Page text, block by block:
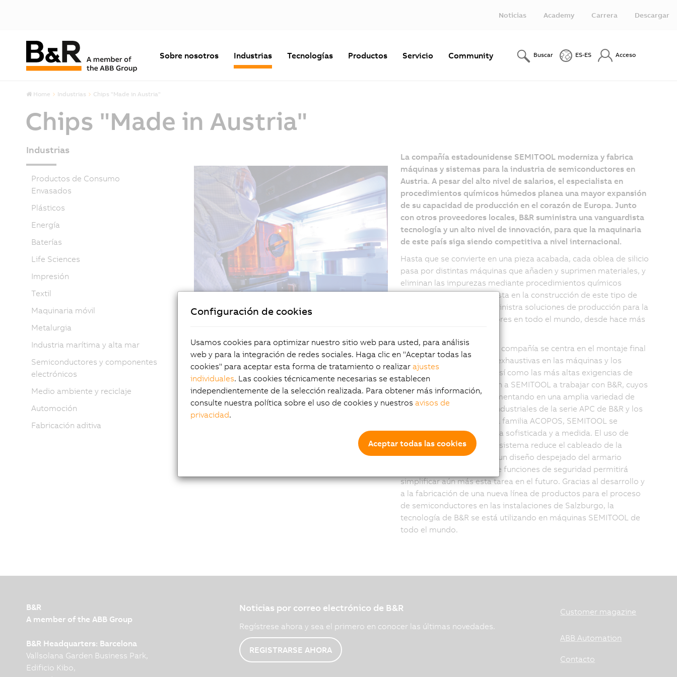
Noticias Academy Carrera Descargar
Sobre nosotros Industrias Tecnologías Productos Servicio Community Buscar ES-ES Acceso
Home Industrias Chips "Made in Austria"
Chips "Made in Austria"
"The high demands of the semiconductor industry
require that we also place the highest demands on
the quality and reliability of our suppliers and their
products."
Jürgen Seeberger, Gerente de Producción, Semitool
Austria GmbH
La compañía estadounidense SEMITOOL moderniza y fabrica
máquinas y sistemas para la industria de semiconductores en
Austria. A pesar del alto nivel de salarios, el especialista en
procedimientos químicos húmedos planea una mayor expansión
de su capacidad de producción en el corazón de Europa. Junto
con otros proveedores locales, B&R suministra una vanguardista
tecnología y un alto nivel de innovación, para que la maquinaria
de este país siga siendo competitiva a nivel internacional.
Hasta que se convierte en una pieza acabada, cada oblea de silicio
pasa por distintas máquinas que añaden y suprimen materiales, y
eliminan las impurezas mediante procedimientos químicos
húmedos. Como especialista en la construcción de este tipo de
máquinas, SEMITOOL suministra soluciones de producción para la
industria de semiconductores en todo el mundo, desde hace más
La filial de Salzburgo de la compañía se centra en el montaje final
y la ejecución de pruebas exhaustivas en las máquinas y los
sistemas. La flexibilidad, así como las más altas exigencias de
calidad y fiabilidad llevaron a SEMITOOL a trabajar con B&R, cuyos
productos se están implementando en una amplia variedad de
aplicaciones. Con los PC industriales de la serie APC de B&R y los
servoaccionamientos de la familia ACOPOS, SEMITOOL se
beneficia de una tecnología sofisticada y a medida. El uso de
POWERLINK como bus de sistema reduce el cableado de la
máquina, permitiendo así un diseño despejado del armario
eléctrico. La integración de funciones de seguridad permitirá
simplificar aún más esta tarea en el futuro. Gracias al desarrollo y
a la fabricación de una nueva línea de productos para el proceso
de semiconductores en las instalaciones de Salzburgo, la
tecnología de B&R se está utilizando en máquinas SEMITOOL de
todo el mundo.
Industrias
Productos de Consumo
Envasados
Plásticos
Energía
Baterías
Life Sciences
Impresión
Textil
Maquinaria móvil
Metalurgia
Industria marítima y alta mar
Semiconductores y componentes
electrónicos
Medio ambiente y reciclaje
Automoción
Fabricación aditiva
B&R
A member of the ABB Group
B&R Headquarters: Barcelona
Vallsolana Garden Business Park,
Edificio Kibo,
Noticias por correo electrónico de B&R
Regístrese ahora y sea el primero en conocer las últimas novedades.
REGISTRARSE AHORA
Customer magazine
ABB Automation
Contacto
Configuración de cookies
Usamos cookies para optimizar nuestro sitio web para usted, para análisis
web y para la integración de redes sociales. Haga clic en "Aceptar todas las
cookies" para aceptar esta forma de tratamiento o realizar ajustes
individuales. Las cookies técnicamente necesarias se establecen
independientemente de la selección realizada. Para obtener más información,
consulte nuestra política sobre el uso de cookies y nuestros avisos de
privacidad.
Aceptar todas las cookies